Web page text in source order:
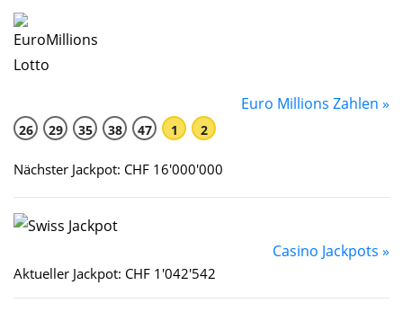
Euro Millions Zahlen »
26 29 35 38 47 1 2
Nächster Jackpot: CHF 16'000'000
Casino Jackpots »
Aktueller Jackpot: CHF 1'042'542